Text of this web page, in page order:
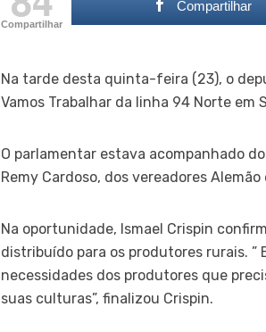
Compartilhar
Compartilhar
Na tarde desta quinta-feira (23), o
Vamos Trabalhar da linha 94 Norte em
O parlamentar estava acompanhado
Remy Cardoso, dos vereadores
Na oportunidade, Ismael Crispin
distribuído para os produtores rurais. ”
necessidades dos produtores que
suas culturas”, finalizou Crispin.